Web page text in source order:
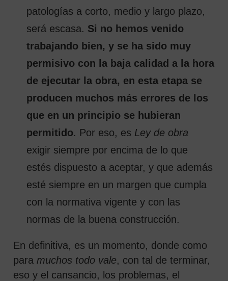
patologías a corto, medio y largo plazo,
será escasa. Si no hemos venido
trabajando bien, y se ha sido muy
permisivo con la baja calidad a la hora
de ejecutar la obra, en esta etapa se
producen muchos más errores de los
que en un principio se hubieran
permitido. Por eso, es Ley de obra
exigir siempre por encima de lo que
estés dispuesto a aceptar, y que además
esté siempre en un margen que cumpla
con la normativa vigente y con las
normas de la buena construcción.
En definitiva, es un momento, donde como
para muchos todo vale, con tal de terminar,
eso y el cansancio, los problemas, el